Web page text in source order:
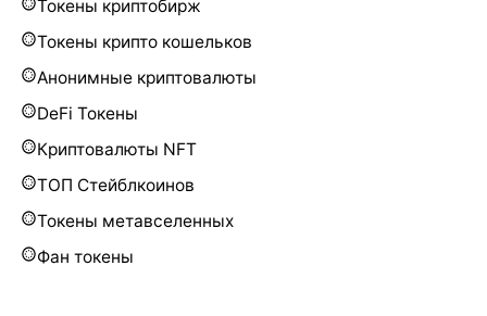
Токены криптобирж
Токены крипто кошельков
Анонимные криптовалюты
DeFi Токены
Криптовалюты NFT
ТОП Стейблкоинов
Токены метавселенных
Фан токены